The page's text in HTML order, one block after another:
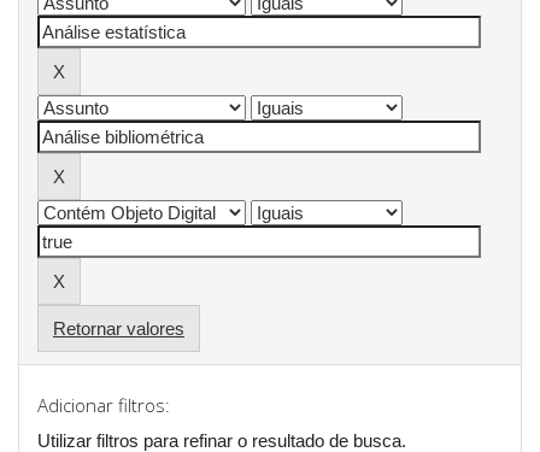
Retornar valores
Adicionar filtros:
Utilizar filtros para refinar o resultado de busca.